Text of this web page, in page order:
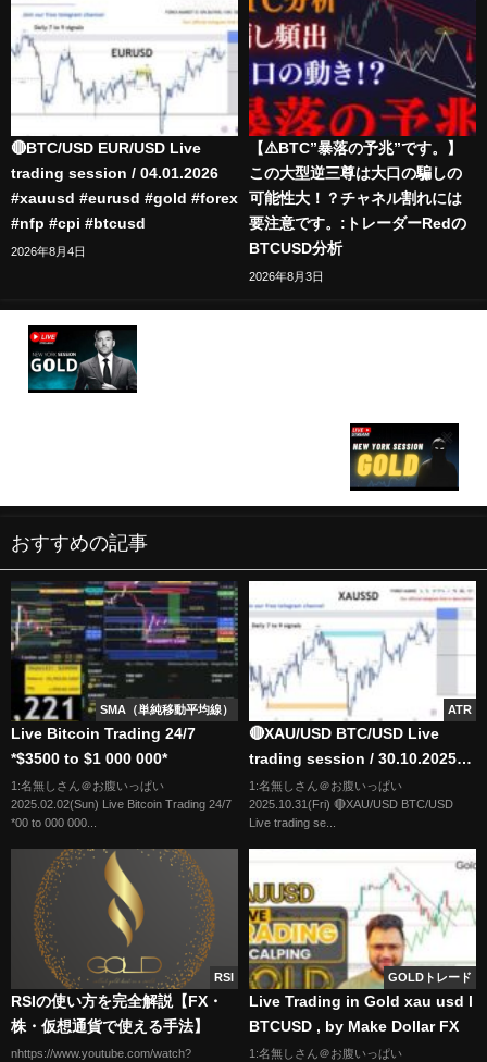
🔴BTC/USD EUR/USD Live
trading session / 04.01.2026
#xauusd #eurusd #gold #forex
#nfp #cpi #btcusd
2026年8月4日
【⚠️BTC”暴落の予兆”です。】
この大型逆三尊は大口の騙しの
可能性大！？チャネル割れには
要注意です。:トレーダーRedの
BTCUSD分析
2026年8月3日
おすすめの記事
SMA（単純移動平均線）
Live Bitcoin Trading 24/7
*$3500 to $1 000 000*
1:名無しさん＠お腹いっぱい
2025.02.02(Sun) Live Bitcoin Trading 24/7
*00 to 000 000...
ATR
🔴XAU/USD BTC/USD Live
trading session / 30.10.2025
#xauusd #btcusd #gold #forex
#nfp #cpi #stocks
1:名無しさん＠お腹いっぱい
2025.10.31(Fri) 🔴XAU/USD BTC/USD
Live trading se...
RSI
RSIの使い方を完全解説【FX・
株・仮想通貨で使える手法】
nhttps://www.youtube.com/watch?
GOLDトレード
Live Trading in Gold xau usd l
BTCUSD , by Make Dollar FX
1:名無しさん＠お腹いっぱい